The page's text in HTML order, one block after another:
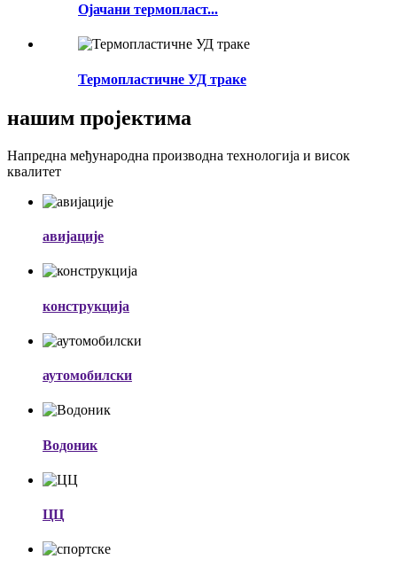
Ојачани термопласт...
Термопластичне УД траке
нашим пројектима
Напредна међународна производна технологија и висок
квалитет
авијације
конструкција
аутомобилски
Водоник
ЦЦ